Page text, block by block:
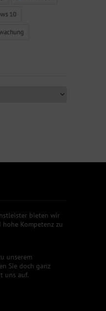
10
bieten wir
Kompetenz zu
unserem
Sie doch ganz
uns auf.